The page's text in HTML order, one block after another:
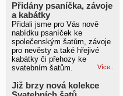
Přidány psaníčka, závoje
a kabátky
Přidali jsme pro Vás nově
nabídku psaníček ke
společenským šatům, závoje
pro nevěsty a také hřejivé
kabátky či přehozy ke
svatebním šatům.
Více..
Již brzy nová kolekce